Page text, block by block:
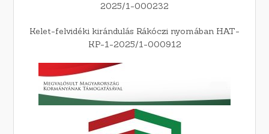
2025/1-000232
Kelet-felvidéki kirándulás Rákóczi nyomában HAT-
KP-1-2025/1-000912